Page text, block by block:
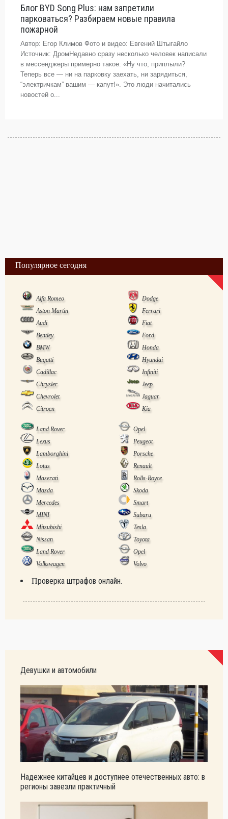
Блог BYD Song Plus: нам запретили
парковаться? Разбираем новые правила
пожарной
Автор: Егор Климов Фото и видео: Евгений Штыгайло
Источник: ДромНедавно сразу несколько человек написали
в мессенджеры примерно такое: «Ну что, приплыли?
Теперь все — ни на парковку заехать, ни зарядиться,
“электричкам” вашим — капут!». Это люди начитались
новостей о...
Популярное сегодня
Alfa Romeo
Dodge
Aston Martin
Ferrari
Audi
Fiat
Bentley
Ford
BMW
Honda
Bugatti
Hyundai
Cadillac
Infiniti
Chrysler
Jeep
Chevrolet
Jaguar
Citroen
Kia
Land Rover
Opel
Lexus
Peugeot
Lamborghini
Porsche
Lotus
Renault
Maserati
Rolls-Royce
Mazda
Skoda
Mercedes
Smart
MINI
Subaru
Mitsubishi
Tesla
Nissan
Toyota
Land Rover
Opel
Volkswagen
Volvo
Проверка штрафов онлайн.
Девушки и автомобили
Надежнее китайцев и доступнее отечественных авто: в
регионы завезли практичный